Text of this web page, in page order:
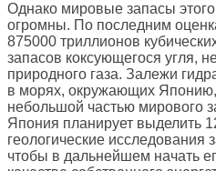
Однако мировые запасы
огромны. По последним
875000 триллионов
запасов коксующегося угля,
природного газа. Залежи
в морях, окружающих
небольшой частью мирового
Япония планирует выделить
геологические исследования
чтобы в дальнейшем начать